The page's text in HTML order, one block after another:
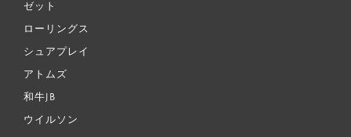
ゼット
ローリングス
シュアプレイ
アトムズ
和牛JB
ウイルソン